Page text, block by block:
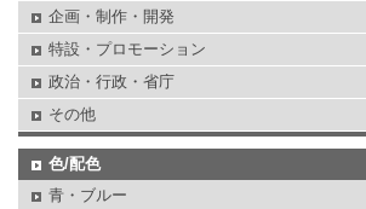
企画・制作・開発
特設・プロモーション
政治・行政・省庁
その他
色/配色
青・ブルー